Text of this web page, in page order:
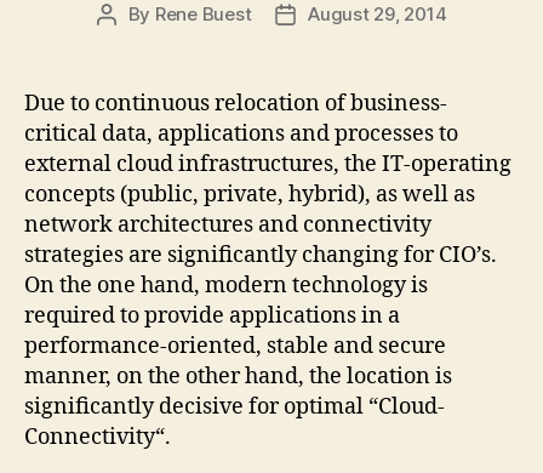
Post
By Rene Buest
PostAugust 29, 2014
Due to continuous relocation of business-
critical data, applications and processes to
external cloud infrastructures, the IT-operating
concepts (public, private, hybrid), as well as
network architectures and connectivity
strategies are significantly changing for CIO’s.
On the one hand, modern technology is
required to provide applications in a
performance-oriented, stable and secure
manner, on the other hand, the location is
significantly decisive for optimal “Cloud-
Connectivity“.